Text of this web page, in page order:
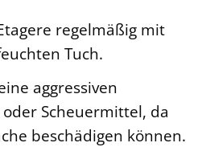
regelmäßig mit
Tuch.
aggressiven
Scheuermittel, da
beschädigen können.